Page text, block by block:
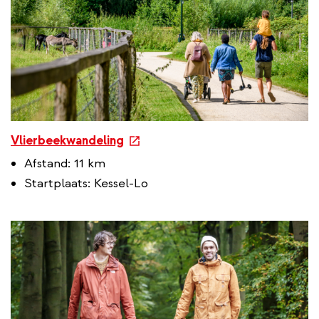
Vlierbeekwandeling
e
e
n
a
l
l
i
n
Afstand: 11 km
Startplaats: Kessel-Lo